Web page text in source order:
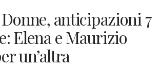
anticipazioni 7
Elena e Maurizio
un’altra